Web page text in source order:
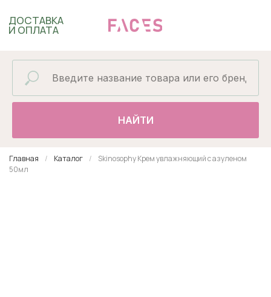
И ОПЛАТА
НАЙТИ
Главная Каталог
Skinosophy Крем увлажняющий с азуленом
50мл